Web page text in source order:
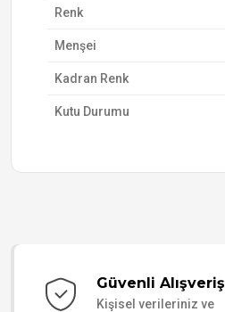
Renk
Menşei
Kadran Renk
Kutu Durumu
Güvenli Alışveriş
Kişisel verileriniz ve